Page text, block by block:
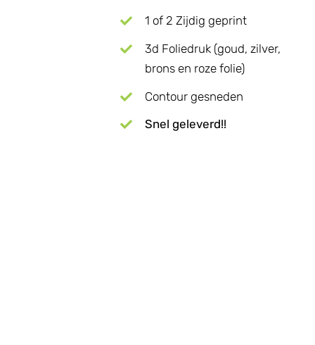
1 of 2 Zijdig geprint
3d Foliedruk (goud, zilver,
brons en roze folie)
Contour gesneden
Snel geleverd!!